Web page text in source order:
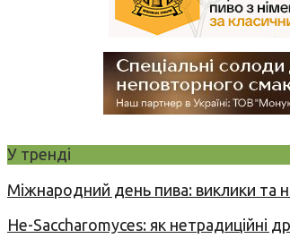
У тренді
Міжнародний день пива: виклики та
Не-Saccharomyces: як нетрадиційні